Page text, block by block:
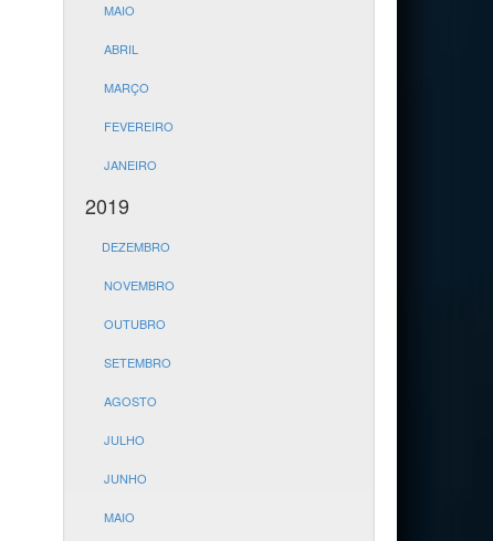
MAIO
ABRIL
MARÇO
FEVEREIRO
JANEIRO
2019
DEZEMBRO
NOVEMBRO
OUTUBRO
SETEMBRO
AGOSTO
JULHO
JUNHO
MAIO